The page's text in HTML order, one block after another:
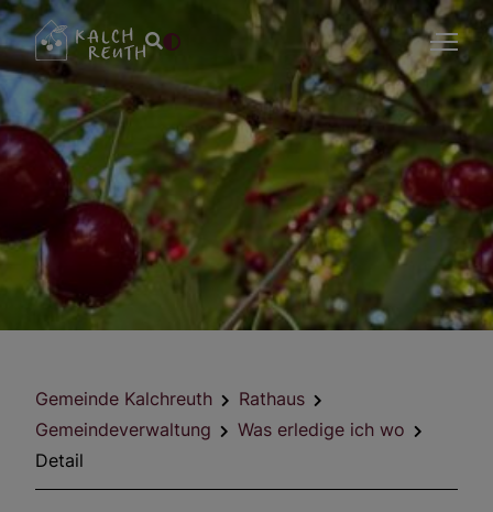
Gemeinde Kalchreuth
Rathaus
Gemeindeverwaltung
Was erledige ich wo
Detail